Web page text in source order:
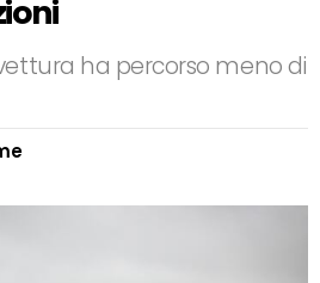
ha percorso meno di